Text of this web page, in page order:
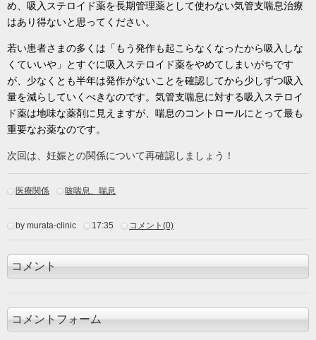
め、吸入ステロイド薬を長期管理薬として使わない気管支喘息治療
はあり得ないと思ってください。
若い患者さまの多くは「もう発作も起こらなくなったから吸入しな
くていいや」とすぐに吸入ステロイド薬をやめてしまいがちです
が、少なくとも半年は発作がないことを確認してから少しずつ吸入
量を減らしていくべきなのです。気管支喘息に対する吸入ステロイ
ド薬は地味な薬剤に見えますが、喘息のコントロールにとって最も
重要なお薬なのです。
次回は、妊娠との関係について再確認しましょう！
医療関係 咳喘息、喘息
by murata-clinic 17:35 コメント(0)
コメント
コメントフォーム